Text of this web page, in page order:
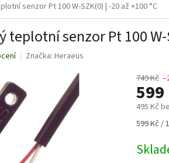
senzor Pt 100 W-SZK(0) | -20 až +100 °C
senzor Pt 100 W-
Značka: Heraeus
749 Kč
599
495 Kč
Měrná
599 Kč /